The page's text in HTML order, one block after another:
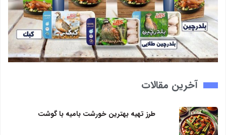
آخرین مقالات
طرز تهیه بهترین خورشت بامیه با گوشت